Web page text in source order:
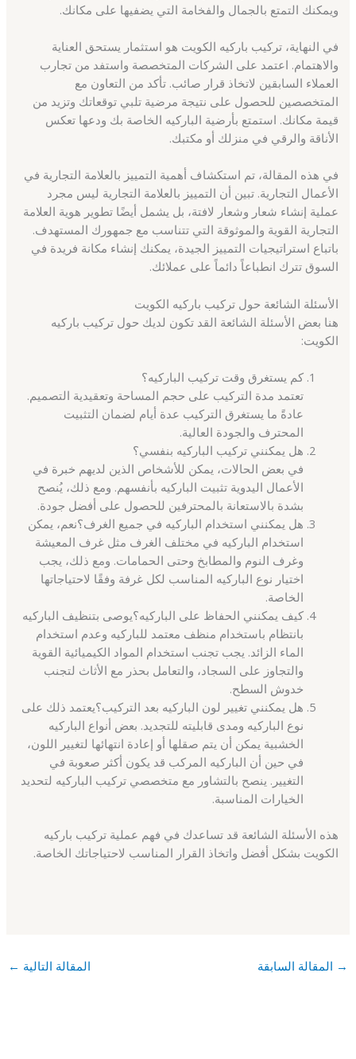
ويمكنك التمتع بالجمال والفخامة التي يضفيها على مكانك.
في النهاية، تركيب باركيه الكويت هو استثمار يستحق العناية
والاهتمام. اعتمد على الشركات المتخصصة واستفد من تجارب
العملاء السابقين لاتخاذ قرار صائب. تأكد من التعاون مع
المتخصصين للحصول على نتيجة مرضية تلبي توقعاتك وتزيد من
قيمة مكانك. استمتع بأرضية الباركيه الخاصة بك ودعها تعكس
الأناقة والرقي في منزلك أو مكتبك.
في هذه المقالة، تم استكشاف أهمية التمييز بالعلامة التجارية في
الأعمال التجارية. تبين أن التمييز بالعلامة التجارية ليس مجرد
عملية إنشاء شعار وشعار لافتة، بل يشمل أيضًا تطوير هوية العلامة
التجارية القوية والموثوقة التي تتناسب مع جمهورك المستهدف.
باتباع استراتيجيات التمييز الجيدة، يمكنك إنشاء مكانة فريدة في
السوق تترك انطباعاً دائماً على عملائك.
الأسئلة الشائعة حول تركيب باركيه الكويت
هنا بعض الأسئلة الشائعة القد تكون لديك حول تركيب باركيه
الكويت:
كم يستغرق وقت تركيب الباركيه؟
تعتمد مدة التركيب على حجم المساحة وتعقيدية التصميم.
عادةً ما يستغرق التركيب عدة أيام لضمان التثبيت
المحترف والجودة العالية.
هل يمكنني تركيب الباركيه بنفسي؟
في بعض الحالات، يمكن للأشخاص الذين لديهم خبرة في
الأعمال اليدوية تثبيت الباركيه بأنفسهم. ومع ذلك، يُنصح
بشدة بالاستعانة بالمحترفين للحصول على أفضل جودة.
هل يمكنني استخدام الباركيه في جميع الغرف؟نعم، يمكن
استخدام الباركيه في مختلف الغرف مثل غرف المعيشة
وغرف النوم والمطابخ وحتى الحمامات. ومع ذلك، يجب
اختيار نوع الباركيه المناسب لكل غرفة وفقًا لاحتياجاتها
الخاصة.
كيف يمكنني الحفاظ على الباركيه؟يوصى بتنظيف الباركيه
بانتظام باستخدام منظف معتمد للباركيه وعدم استخدام
الماء الزائد. يجب تجنب استخدام المواد الكيميائية القوية
والتجاوز على السجاد، والتعامل بحذر مع الأثاث لتجنب
خدوش السطح.
هل يمكنني تغيير لون الباركيه بعد التركيب؟يعتمد ذلك على
نوع الباركيه ومدى قابليته للتجديد. بعض أنواع الباركيه
الخشبية يمكن أن يتم صقلها أو إعادة انتهائها لتغيير اللون،
في حين أن الباركيه المركب قد يكون أكثر صعوبة في
التغيير. ينصح بالتشاور مع متخصصي تركيب الباركيه لتحديد
الخيارات المناسبة.
هذه الأسئلة الشائعة قد تساعدك في فهم عملية تركيب باركيه
الكويت بشكل أفضل واتخاذ القرار المناسب لاحتياجاتك الخاصة.
→ المقالة السابقة المقالة التالية ←